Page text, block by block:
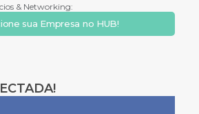
& Networking:
sua Empresa no HUB!